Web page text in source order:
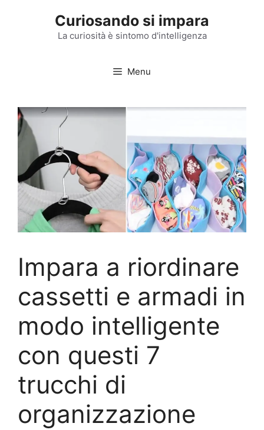
Curiosando si impara
La curiosità è sintomo d'intelligenza
Menu
Impara a riordinare
cassetti e armadi in
modo intelligente
con questi 7
trucchi di
organizzazione